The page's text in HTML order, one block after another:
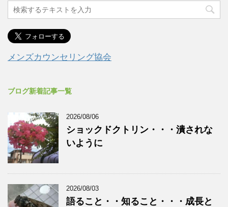
メンズカウンセリング協会
ブログ新着記事一覧
2026/08/06
ショックドクトリン・・・潰されな
いように
2026/08/03
語ること・・知ること・・・成長と